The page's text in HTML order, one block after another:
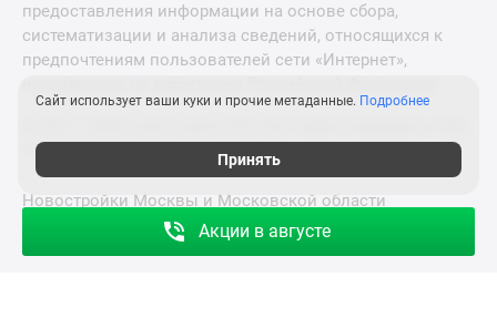
Акции в августе
предоставления информации на основе сбора,
систематизации и анализа сведений, относящихся к
предпочтениям пользователей сети «Интернет»,
что нужно знать о новостройках
Новостройки Москвы и Московской области
Сайт использует ваши куки и прочие метаданные. Подробнее
Принять